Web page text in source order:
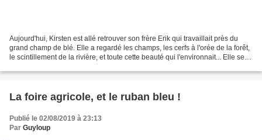
Aujourd'hui, Kirsten est allé retrouver son frère Erik qui travaillait près du
grand champ de blé. Elle a regardé les champs, les cerfs à l'orée de la forêt,
le scintillement de la rivière, et toute cette beauté qui l'environnait... Elle se
La foire agricole, et le ruban bleu !
Publié le 02/08/2019 à 23:13
Par Guyloup